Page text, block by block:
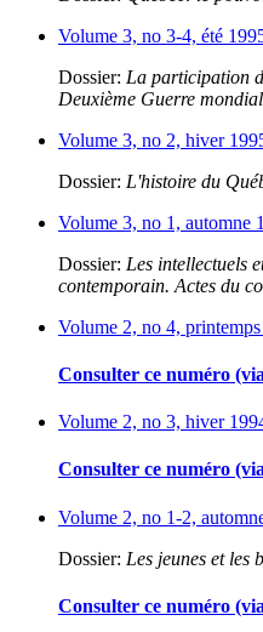
Volume 3, no 3-4, été
Dossier: La participation
Deuxième Guerre
Volume 3, no 2, hiver
Dossier: L'histoire du
Volume 3, no 1, automne
Dossier: Les intellectuels
contemporain. Actes du
Volume 2, no 4,
Consulter ce numéro
Volume 2, no 3, hiver
Consulter ce numéro
Volume 2, no 1-2,
Dossier: Les jeunes et les
Consulter ce numéro